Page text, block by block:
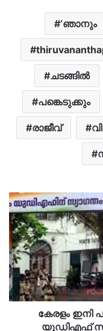
‘ഞാനും
ചടങ്ങിൽ
പങ്കെടുക്കും
രാജീവ് വി
കേരളം ഇനി
യുഡിഎഫ്